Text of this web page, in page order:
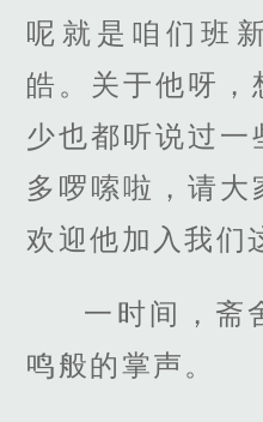
呢就是咱们班
皓。关于他呀，
少也都听说过一
多啰嗦啦，请大
欢迎他加入我们
一时间，斋
鸣般的掌声。